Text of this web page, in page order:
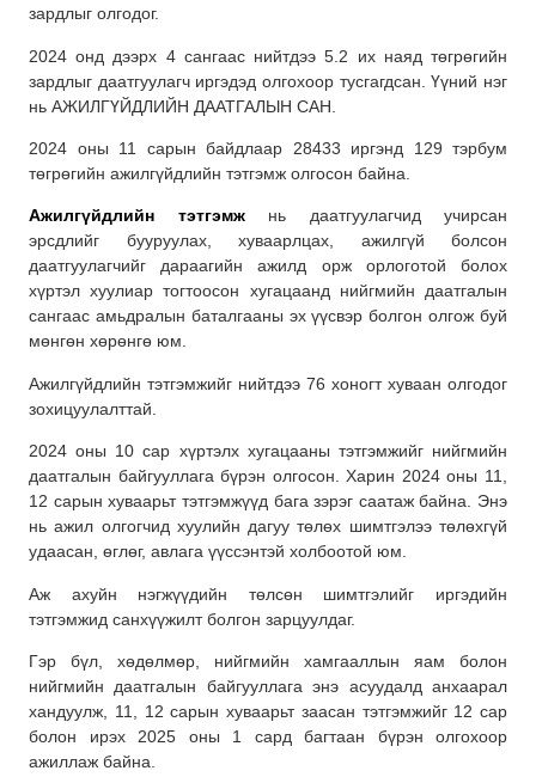
зардлыг олгодог.
2024 онд дээрх 4 сангаас нийтдээ 5.2 их наяд төгрөгийн
зардлыг даатгуулагч иргэдэд олгохоор тусгагдсан. Үүний нэг
нь АЖИЛГҮЙДЛИЙН ДААТГАЛЫН САН.
2024 оны 11 сарын байдлаар 28433 иргэнд 129 тэрбум
төгрөгийн ажилгүйдлийн тэтгэмж олгосон байна.
Ажилгүйдлийн тэтгэмжнь даатгуулагчид учирсан
эрсдлийг бууруулах, хуваарлцах, ажилгүй болсон
даатгуулагчийг дараагийн ажилд орж орлоготой болох
хүртэл хуулиар тогтоосон хугацаанд нийгмийн даатгалын
сангаас амьдралын баталгааны эх үүсвэр болгон олгож буй
мөнгөн хөрөнгө юм.
Ажилгүйдлийн тэтгэмжийг нийтдээ 76 хоногт хуваан олгодог
зохицуулалттай.
2024 оны 10 сар хүртэлх хугацааны тэтгэмжийг нийгмийн
даатгалын байгууллага бүрэн олгосон. Харин 2024 оны 11,
12 сарын хуваарьт тэтгэмжүүд бага зэрэг саатаж байна. Энэ
нь ажил олгогчид хуулийн дагуу төлөх шимтгэлээ төлөхгүй
удаасан, өглөг, авлага үүссэнтэй холбоотой юм.
Аж ахуйн нэгжүүдийн төлсөн шимтгэлийг иргэдийн
тэтгэмжид санхүүжилт болгон зарцуулдаг.
Гэр бүл, хөдөлмөр, нийгмийн хамгааллын яам болон
нийгмийн даатгалын байгууллага энэ асуудалд анхаарал
хандуулж, 11, 12 сарын хуваарьт заасан тэтгэмжийг 12 сар
болон ирэх 2025 оны 1 сард багтаан бүрэн олгохоор
ажиллаж байна.